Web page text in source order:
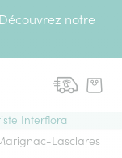
notre
Interflora
Lasclares